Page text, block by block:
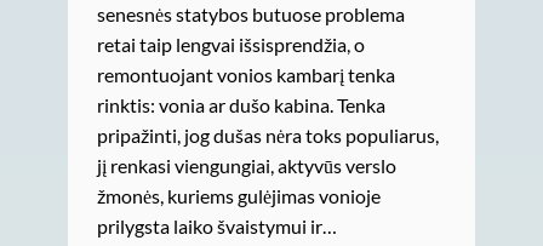
senesnės statybos butuose problema
retai taip lengvai išsisprendžia, o
remontuojant vonios kambarį tenka
rinktis: vonia ar dušo kabina. Tenka
pripažinti, jog dušas nėra toks populiarus,
jį renkasi viengungiai, aktyvūs verslo
žmonės, kuriems gulėjimas vonioje
prilygsta laiko švaistymui ir…